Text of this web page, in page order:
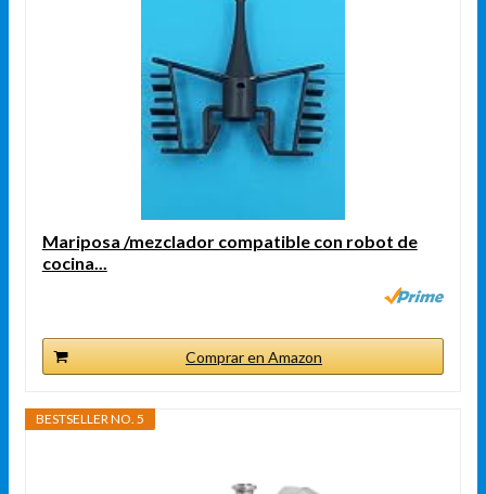
Mariposa /mezclador compatible con robot de
cocina...
Comprar en Amazon
BESTSELLER NO. 5